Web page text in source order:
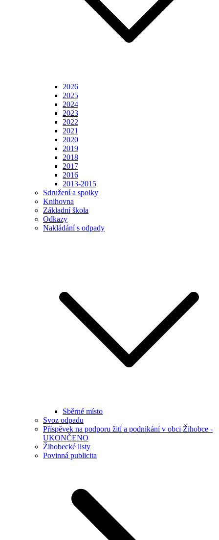
2026
2025
2024
2023
2022
2021
2020
2019
2018
2017
2016
2013-2015
Sdružení a spolky
Knihovna
Základní škola
Odkazy
Nakládání s odpady
Sběrné místo
Svoz odpadu
Příspěvek na podporu žití a podnikání v obci Žihobce -
UKONČENO
Žihobecké listy
Povinná publicita